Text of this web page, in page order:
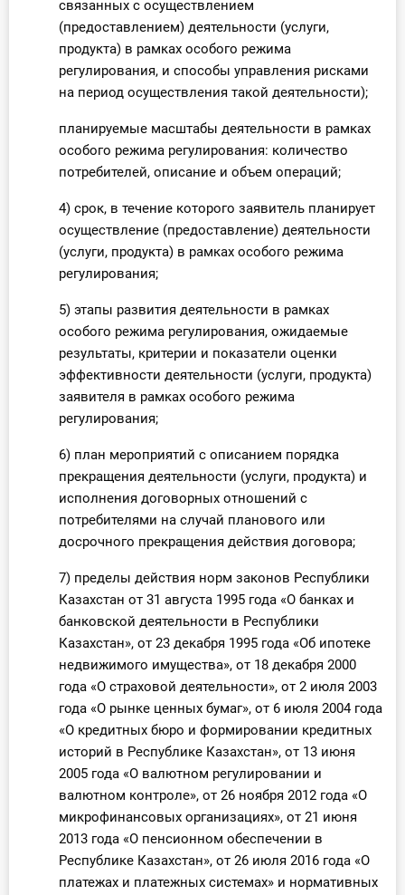
связанных с осуществлением
(предоставлением) деятельности (услуги,
продукта) в рамках особого режима
регулирования, и способы управления рисками
на период осуществления такой деятельности);
планируемые масштабы деятельности в рамках
особого режима регулирования: количество
потребителей, описание и объем операций;
4) срок, в течение которого заявитель планирует
осуществление (предоставление) деятельности
(услуги, продукта) в рамках особого режима
регулирования;
5) этапы развития деятельности в рамках
особого режима регулирования, ожидаемые
результаты, критерии и показатели оценки
эффективности деятельности (услуги, продукта)
заявителя в рамках особого режима
регулирования;
6) план мероприятий с описанием порядка
прекращения деятельности (услуги, продукта) и
исполнения договорных отношений с
потребителями на случай планового или
досрочного прекращения действия договора;
7) пределы действия норм законов Республики
Казахстан от 31 августа 1995 года «О банках и
банковской деятельности в Республики
Казахстан», от 23 декабря 1995 года «Об ипотеке
недвижимого имущества», от 18 декабря 2000
года «О страховой деятельности», от 2 июля 2003
года «О рынке ценных бумаг», от 6 июля 2004 года
«О кредитных бюро и формировании кредитных
историй в Республике Казахстан», от 13 июня
2005 года «О валютном регулировании и
валютном контроле», от 26 ноября 2012 года «О
микрофинансовых организациях», от 21 июня
2013 года «О пенсионном обеспечении в
Республике Казахстан», от 26 июля 2016 года «О
платежах и платежных системах» и нормативных